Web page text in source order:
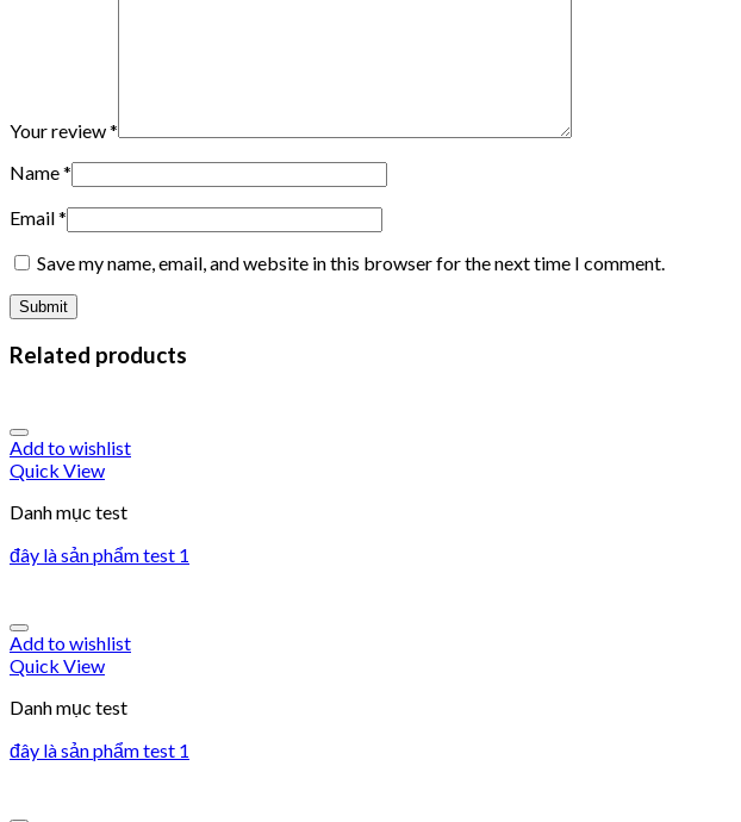
Your review*
Name*
Email*
Save my name, email, and website in this browser for the next time I comment.
Related products
Add to wishlist
Quick View
Danh mục test
đây là sản phẩm test 1
Add to wishlist
Quick View
Danh mục test
đây là sản phẩm test 1